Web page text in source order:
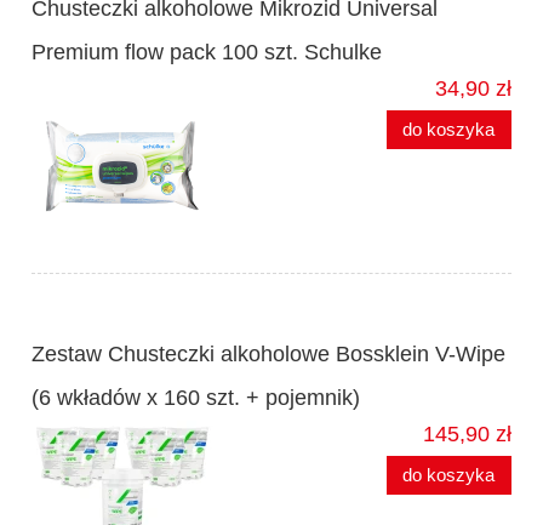
Chusteczki alkoholowe Mikrozid Universal
Premium flow pack 100 szt. Schulke
34,90 zł
do koszyka
Zestaw Chusteczki alkoholowe Bossklein V-Wipe
(6 wkładów x 160 szt. + pojemnik)
145,90 zł
do koszyka